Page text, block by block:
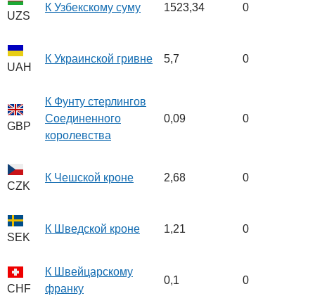
UZS
К Узбекскому суму 1523,34 0
UAH
К Украинской гривне 5,7 0
GBP
К Фунту стерлингов
Соединенного
королевства
0,09 0
CZK
К Чешской кроне 2,68 0
SEK
К Шведской кроне 1,21 0
CHF
К Швейцарскому
франку
0,1 0